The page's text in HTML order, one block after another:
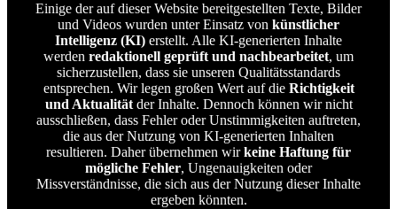
Einige der auf dieser Website bereitgestellten Texte, Bilder
und Videos wurden unter Einsatz von künstlicher
Intelligenz (KI) erstellt. Alle KI-generierten Inhalte
werden redaktionell geprüft und nachbearbeitet, um
sicherzustellen, dass sie unseren Qualitätsstandards
entsprechen. Wir legen großen Wert auf die Richtigkeit
und Aktualitätder Inhalte. Dennoch können wir nicht
ausschließen, dass Fehler oder Unstimmigkeiten auftreten,
die aus der Nutzung von KI-generierten Inhalten
resultieren. Daher übernehmen wirkeine Haftung für
mögliche Fehler, Ungenauigkeiten oder
Missverständnisse, die sich aus der Nutzung dieser Inhalte
ergeben könnten.